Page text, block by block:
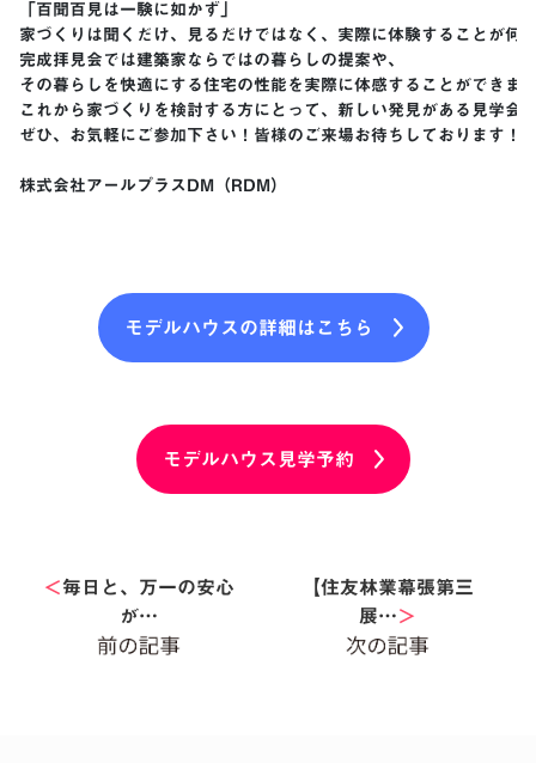
「百聞百見は一験に如かず」
家づくりは聞くだけ、見るだけではなく、実際に体験することが何
完成拝見会では建築家ならではの暮らしの提案や、
その暮らしを快適にする住宅の性能を実際に体感することができま
これから家づくりを検討する方にとって、新しい発見がある見学会
ぜひ、お気軽にご参加下さい！皆様のご来場お待ちしております！
株式会社アールプラスDM（RDM）
モデルハウスの詳細はこちら
モデルハウス見学予約
＜毎日と、万一の安心
が…
【住友林業幕張第三
展…＞